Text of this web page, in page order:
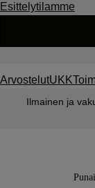
Esittelytilamme
ArvostelutUKK
Ilmainen ja